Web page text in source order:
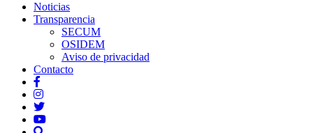
Noticias
Transparencia
SECUM
OSIDEM
Aviso de privacidad
Contacto